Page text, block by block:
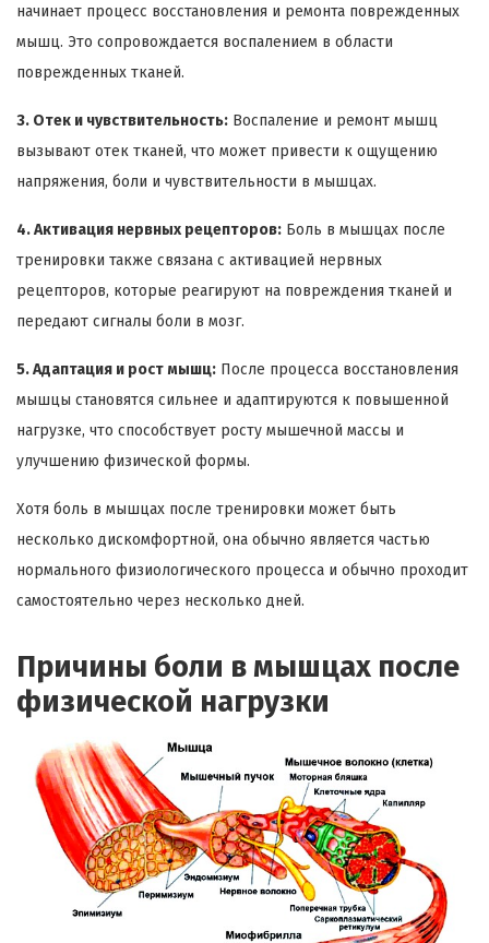
начинает процесс восстановления и ремонта поврежденных
мышц. Это сопровождается воспалением в области
поврежденных тканей.
3. Отек и чувствительность: Воспаление и ремонт мышц
вызывают отек тканей, что может привести к ощущению
напряжения, боли и чувствительности в мышцах.
4. Активация нервных рецепторов: Боль в мышцах после
тренировки также связана с активацией нервных
рецепторов, которые реагируют на повреждения тканей и
передают сигналы боли в мозг.
5. Адаптация и рост мышц: После процесса восстановления
мышцы становятся сильнее и адаптируются к повышенной
нагрузке, что способствует росту мышечной массы и
улучшению физической формы.
Хотя боль в мышцах после тренировки может быть
несколько дискомфортной, она обычно является частью
нормального физиологического процесса и обычно проходит
самостоятельно через несколько дней.
Причины боли в мышцах после
физической нагрузки